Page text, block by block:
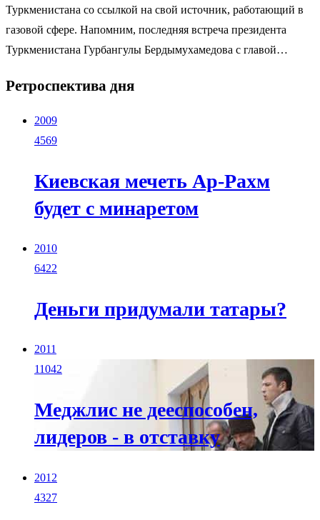
Туркменистана со ссылкой на свой источник, работающий в
газовой сфере. Напомним, последняя встреча президента
Туркменистана Гурбангулы Бердымухамедова с главой…
Ретроспектива дня
2009
4569
Киевская мечеть Ар-Рахм
будет с минаретом
2010
6422
Деньги придумали татары?
2011
11042
Меджлис не дееспособен,
лидеров - в отставку
2012
4327